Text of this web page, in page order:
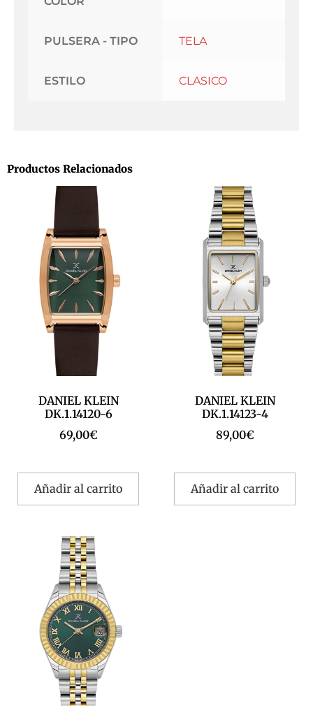
PULSERA - TIPO TELA
ESTILO CLASICO
Productos Relacionados
DANIEL KLEIN
DK.1.14120-6
69,00€
Añadir al carrito
DANIEL KLEIN
DK.1.14123-4
89,00€
Añadir al carrito